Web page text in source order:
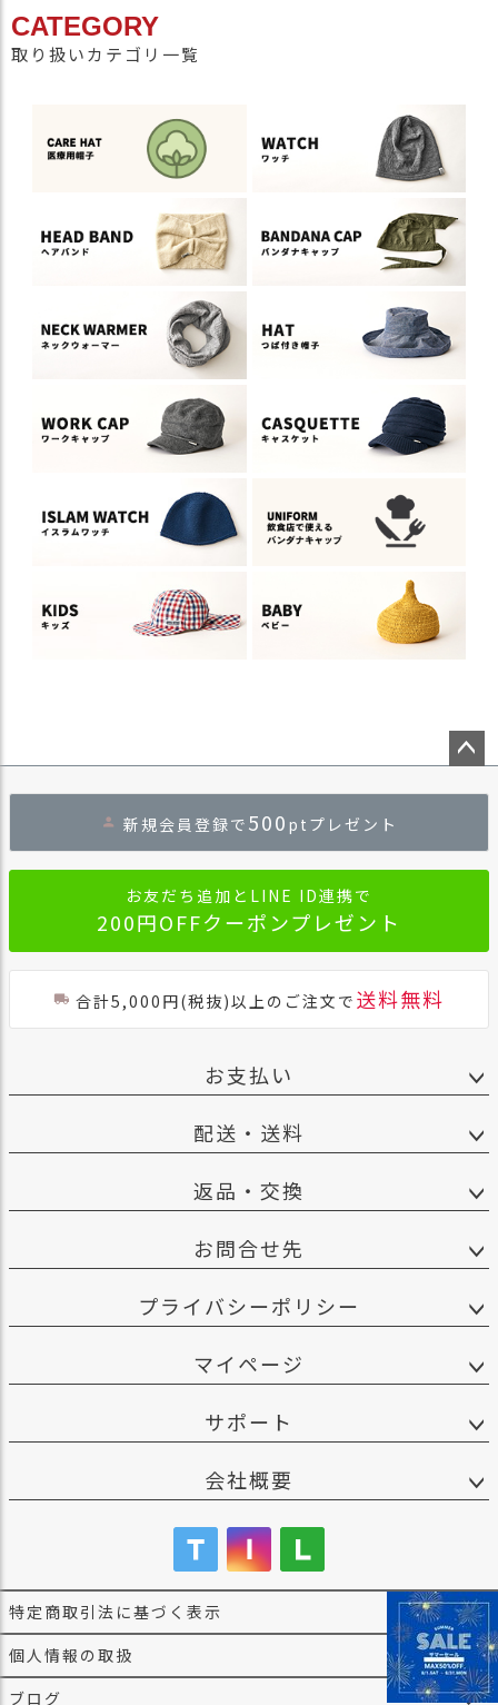
CATEGORY
取り扱いカテゴリ一覧
ジト
へ
新規会員登録で 500 ptプレゼント
お友だち追加とLINE ID連携で
200円OFFクーポンプレゼント
合計5,000円(税抜)以上のご注文で 送料無料
お支払い
配送・送料
返品・交換
お問合せ先
プライバシーポリシー
マイページ
サポート
会社概要
特定商取引法に基づく表示
個人情報の取扱
ブログ